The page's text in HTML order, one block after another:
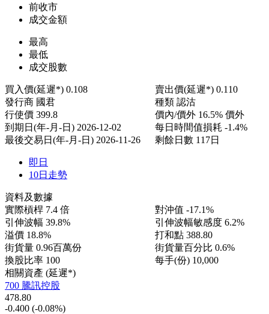
前收市
成交金額
最高
最低
成交股數
買入價(延遲*) 0.108 賣出價(延遲*) 0.110
發行商 國君 種類 認沽
行使價 399.8 價內/價外 16.5% 價外
到期日(年-月-日) 2026-12-02 每日時間值損耗 -1.4%
最後交易日(年-月-日) 2026-11-26 剩餘日數 117日
即日
10日走勢
資料及數據
實際槓桿 7.4 倍 對沖值 -17.1%
引伸波幅 39.8% 引伸波幅敏感度 6.2%
溢價 18.8% 打和點 388.80
街貨量 0.96百萬份 街貨量百分比 0.6%
換股比率 100 每手(份) 10,000
相關資產 (延遲*)
700 騰訊控股
478.80
-0.400 (-0.08%)